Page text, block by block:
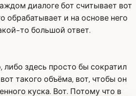
диалоге бот считывает вот
обрабатывает и на основе него
то большой ответ.
либо здесь просто бы сократил
такого объёма, вот, чтобы он
куска. Вот. Потому что в